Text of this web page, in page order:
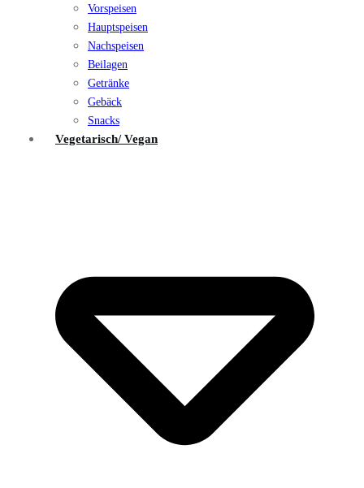
Vorspeisen
Hauptspeisen
Nachspeisen
Beilagen
Getränke
Gebäck
Snacks
Vegetarisch/ Vegan